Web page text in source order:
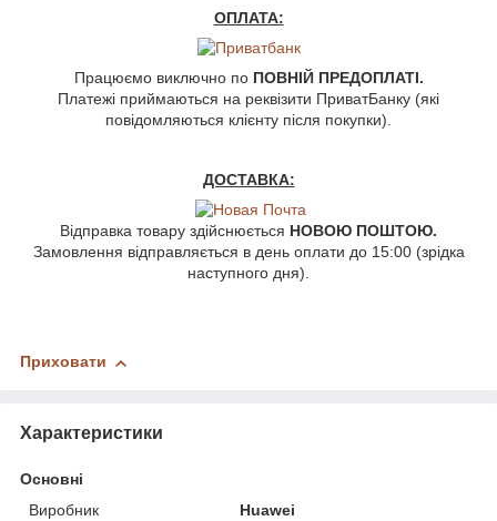
ОПЛАТА:
Працюємо виключно по ПОВНІЙ ПРЕДОПЛАТІ.
Платежі приймаються на реквізити ПриватБанку (які
повідомляються клієнту після покупки).
ДОСТАВКА:
Відправка товару здійснюється НОВОЮ ПОШТОЮ.
Замовлення відправляється в день оплати до 15:00 (зрідка
наступного дня).
Приховати
Характеристики
Основні
Виробник
Huawei